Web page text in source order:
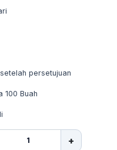
persetujuan
100 Buah
+